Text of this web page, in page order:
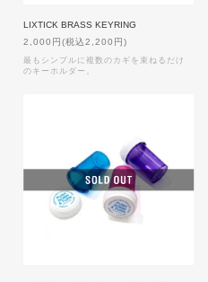
LIXTICK BRASS KEYRING
2,000円(税込2,200円)
最もシンプルに複数のカギを束ねるだけ
のキーホルダー。